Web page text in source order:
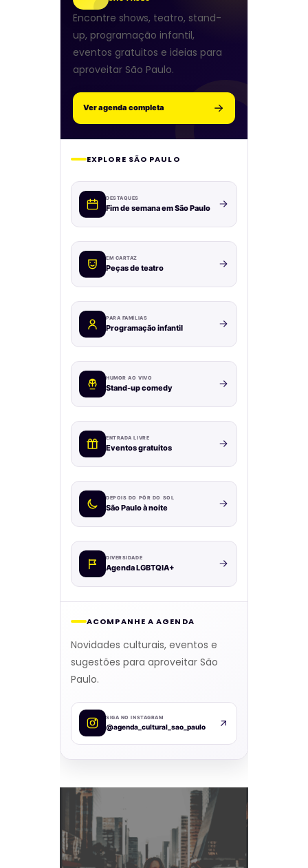
Encontre shows, teatro, stand-
up, programação infantil,
eventos gratuitos e ideias para
aproveitar São Paulo.
Ver agenda completa
EXPLORE SÃO PAULO
DESTAQUES
Fim de semana em São Paulo
EM CARTAZ
Peças de teatro
PARA FAMÍLIAS
Programação infantil
HUMOR AO VIVO
Stand-up comedy
ENTRADA LIVRE
Eventos gratuitos
DEPOIS DO PÔR DO SOL
São Paulo à noite
DIVERSIDADE
Agenda LGBTQIA+
ACOMPANHE A AGENDA
Novidades culturais, eventos e
sugestões para aproveitar São
Paulo.
SIGA NO INSTAGRAM
@agenda_cultural_sao_paulo